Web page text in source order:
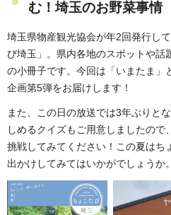
む！埼玉のお野菜事情
埼玉県物産観光協会が年2回発行し
び埼玉」。県内各地のスポットや話
の小冊子です。今回は「いまたま」
企画第5弾をお届けします！
また、この日の放送では3年ぶりと
しめるクイズもご用意しましたので
挑戦してみてください！この夏はち
出かけしてみてはいかがでしょうか。